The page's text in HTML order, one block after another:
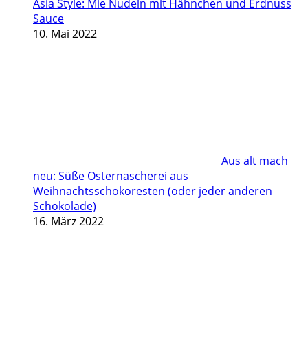
Asia Style: Mie Nudeln mit Hähnchen und Erdnuss
Sauce
10. Mai 2022
Aus alt mach
neu: Süße Osternascherei aus
Weihnachtsschokoresten (oder jeder anderen
Schokolade)
16. März 2022